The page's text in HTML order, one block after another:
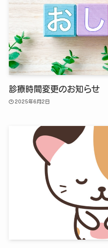
診療時間変更のお知らせ
2025年6月2日